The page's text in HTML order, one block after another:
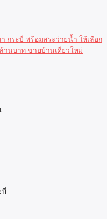
กระบี่ พร้อมสระว่ายน้ำ ให้เลือก
านบาท ขายบ้านเดี่ยวใหม่